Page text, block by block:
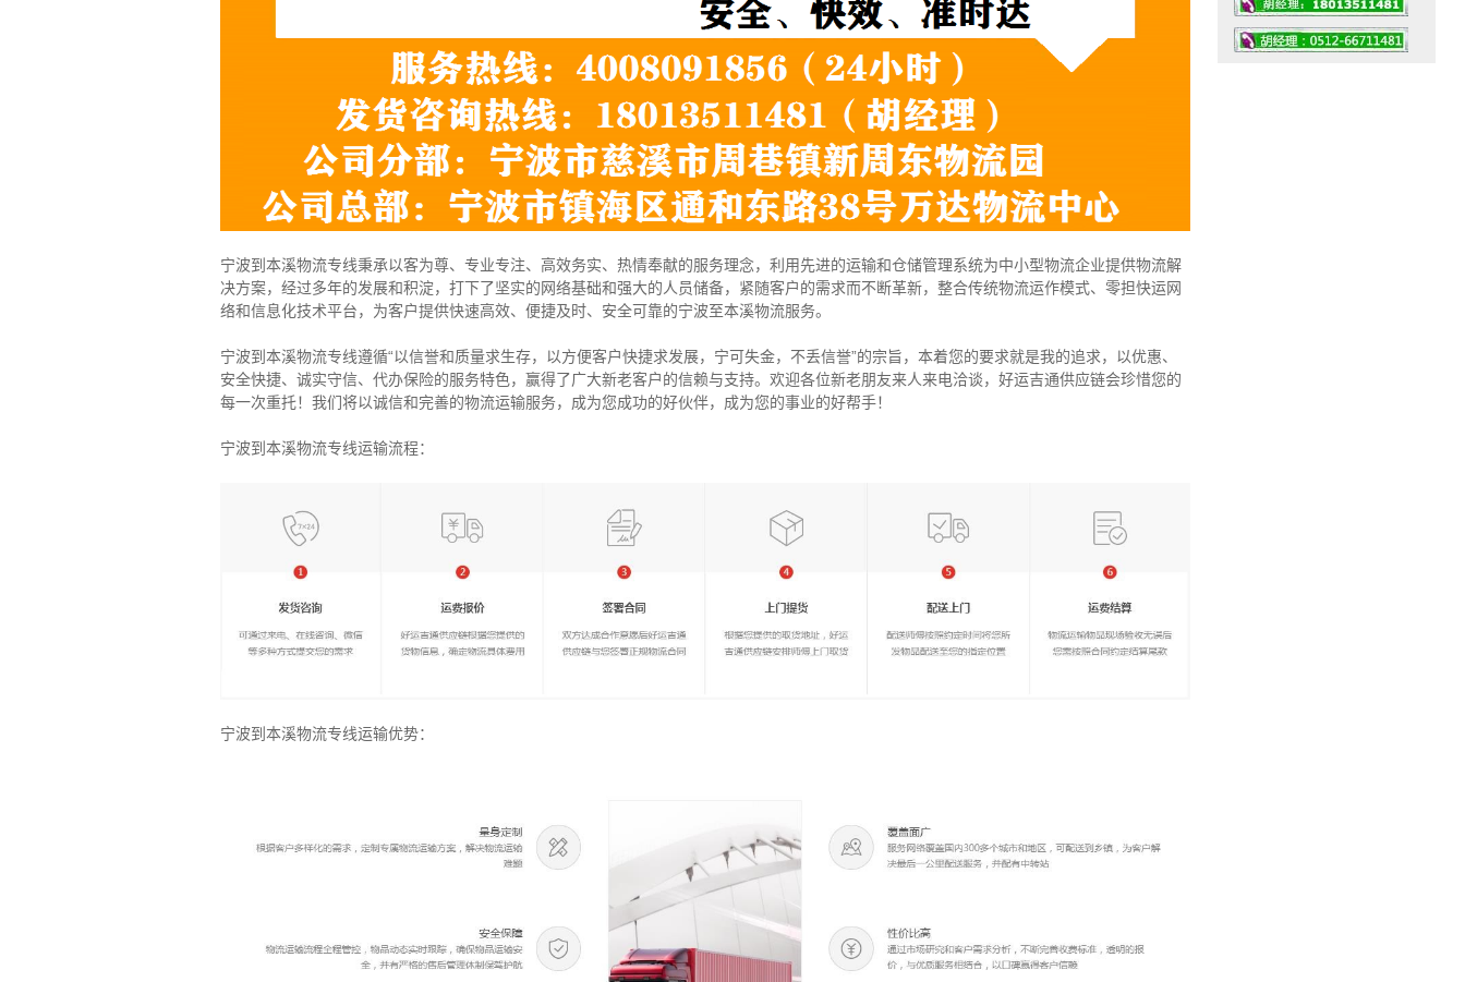
宁波到本溪物流专线秉承以客为尊、专业专注、高效务实、热情奉献的服务理念，利用先进的运输和仓储管理系统为中小型物流企业提供物流解
决方案，经过多年的发展和积淀，打下了坚实的网络基础和强大的人员储备，紧随客户的需求而不断革新，整合传统物流运作模式、零担快运网
络和信息化技术平台，为客户提供快速高效、便捷及时、安全可靠的宁波至本溪物流服务。
宁波到本溪物流专线遵循“以信誉和质量求生存，以方便客户快捷求发展，宁可失金，不丢信誉”的宗旨，本着您的要求就是我的追求，以优惠、
安全快捷、诚实守信、代办保险的服务特色，赢得了广大新老客户的信赖与支持。欢迎各位新老朋友来人来电洽谈，好运吉通供应链会珍惜您的
每一次重托！我们将以诚信和完善的物流运输服务，成为您成功的好伙伴，成为您的事业的好帮手！
宁波到本溪物流专线运输流程：
宁波到本溪物流专线运输优势：